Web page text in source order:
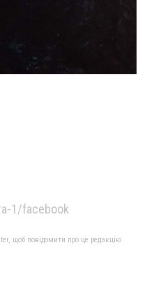
1/facebook
щоб повідомити про це редакцію